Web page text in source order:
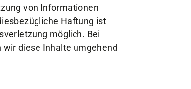
von Informationen
Haftung ist
möglich. Bei
diese Inhalte umgehend